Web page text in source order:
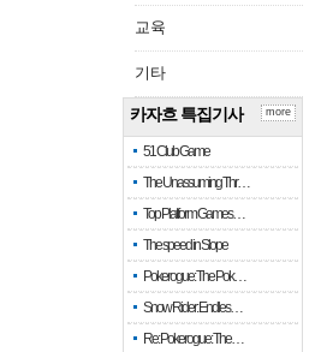
교육
기타
카자흐 특집기사
51 Club Game
The Unassuming Thr…
Top Platform Games…
The speed in Slope
Pokerogue: The Pok…
Snow Rider: Endles…
Re: Pokerogue: The…
more